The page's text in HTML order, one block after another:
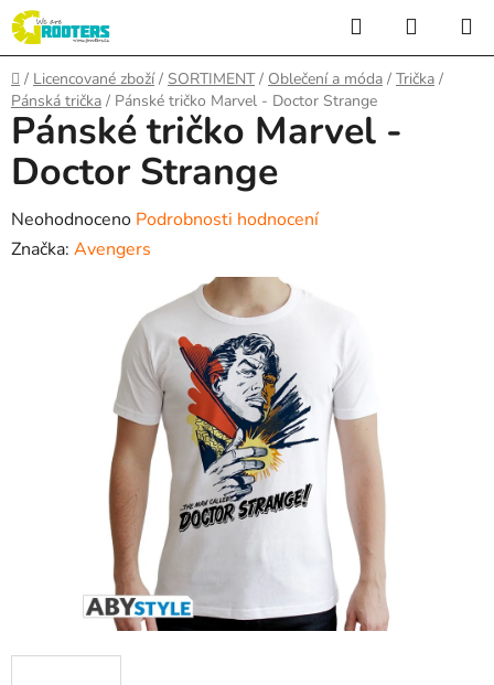
Přejít
na
obsah
Hledat
KOŠÍK
Domů
/ Licencované zboží / SORTIMENT / Oblečení a móda / Trička /
Pánská trička / Pánské tričko Marvel - Doctor Strange
Pánské tričko Marvel -
Doctor Strange
Průměrné
hodnocení
Neohodnoceno Podrobnosti hodnocení
Značka: Avengers